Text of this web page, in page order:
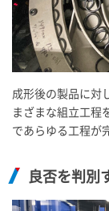
成形後の製品に対
まざまな組立工程
であらゆる工程が
良否を判別